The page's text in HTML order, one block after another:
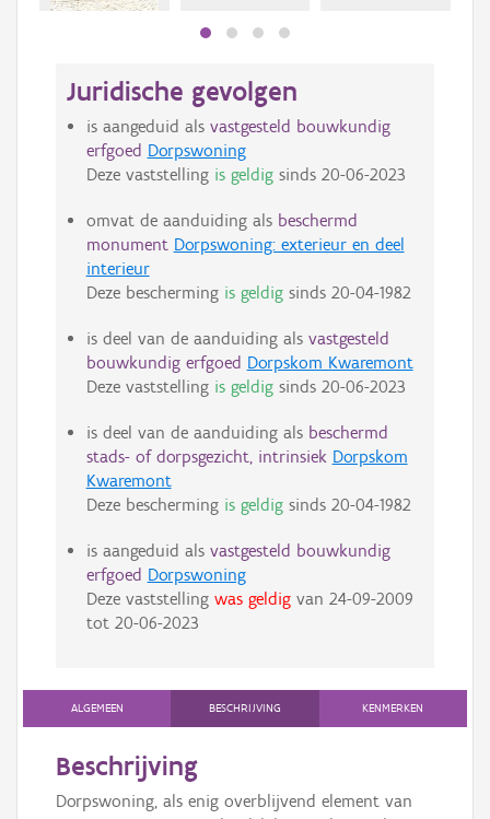
Juridische gevolgen
is aangeduid als vastgesteld bouwkundig
erfgoed Dorpswoning
Deze vaststelling is geldigsinds 20-06-2023
omvat de aanduiding als beschermd
monument Dorpswoning: exterieur en deel
interieur
Deze bescherming is geldigsinds 20-04-1982
is deel van de aanduiding als vastgesteld
bouwkundig erfgoed Dorpskom Kwaremont
Deze vaststelling is geldigsinds 20-06-2023
is deel van de aanduiding als beschermd
stads- of dorpsgezicht, intrinsiek Dorpskom
Kwaremont
Deze bescherming is geldigsinds 20-04-1982
is aangeduid als vastgesteld bouwkundig
erfgoed Dorpswoning
Deze vaststelling was geldigvan 24-09-2009
tot 20-06-2023
ALGEMEEN BESCHRIJVING KENMERKEN
Beschrijving
Dorpswoning, als enig overblijvend element van